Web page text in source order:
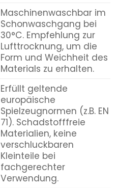
Maschinenwaschbar im
Schonwaschgang bei
30°C. Empfehlung zur
Lufttrocknung, um die
Form und Weichheit des
Materials zu erhalten.
Erfüllt geltende
europäische
Spielzeugnormen (z.B. EN
71). Schadstofffreie
Materialien, keine
verschluckbaren
Kleinteile bei
fachgerechter
Verwendung.